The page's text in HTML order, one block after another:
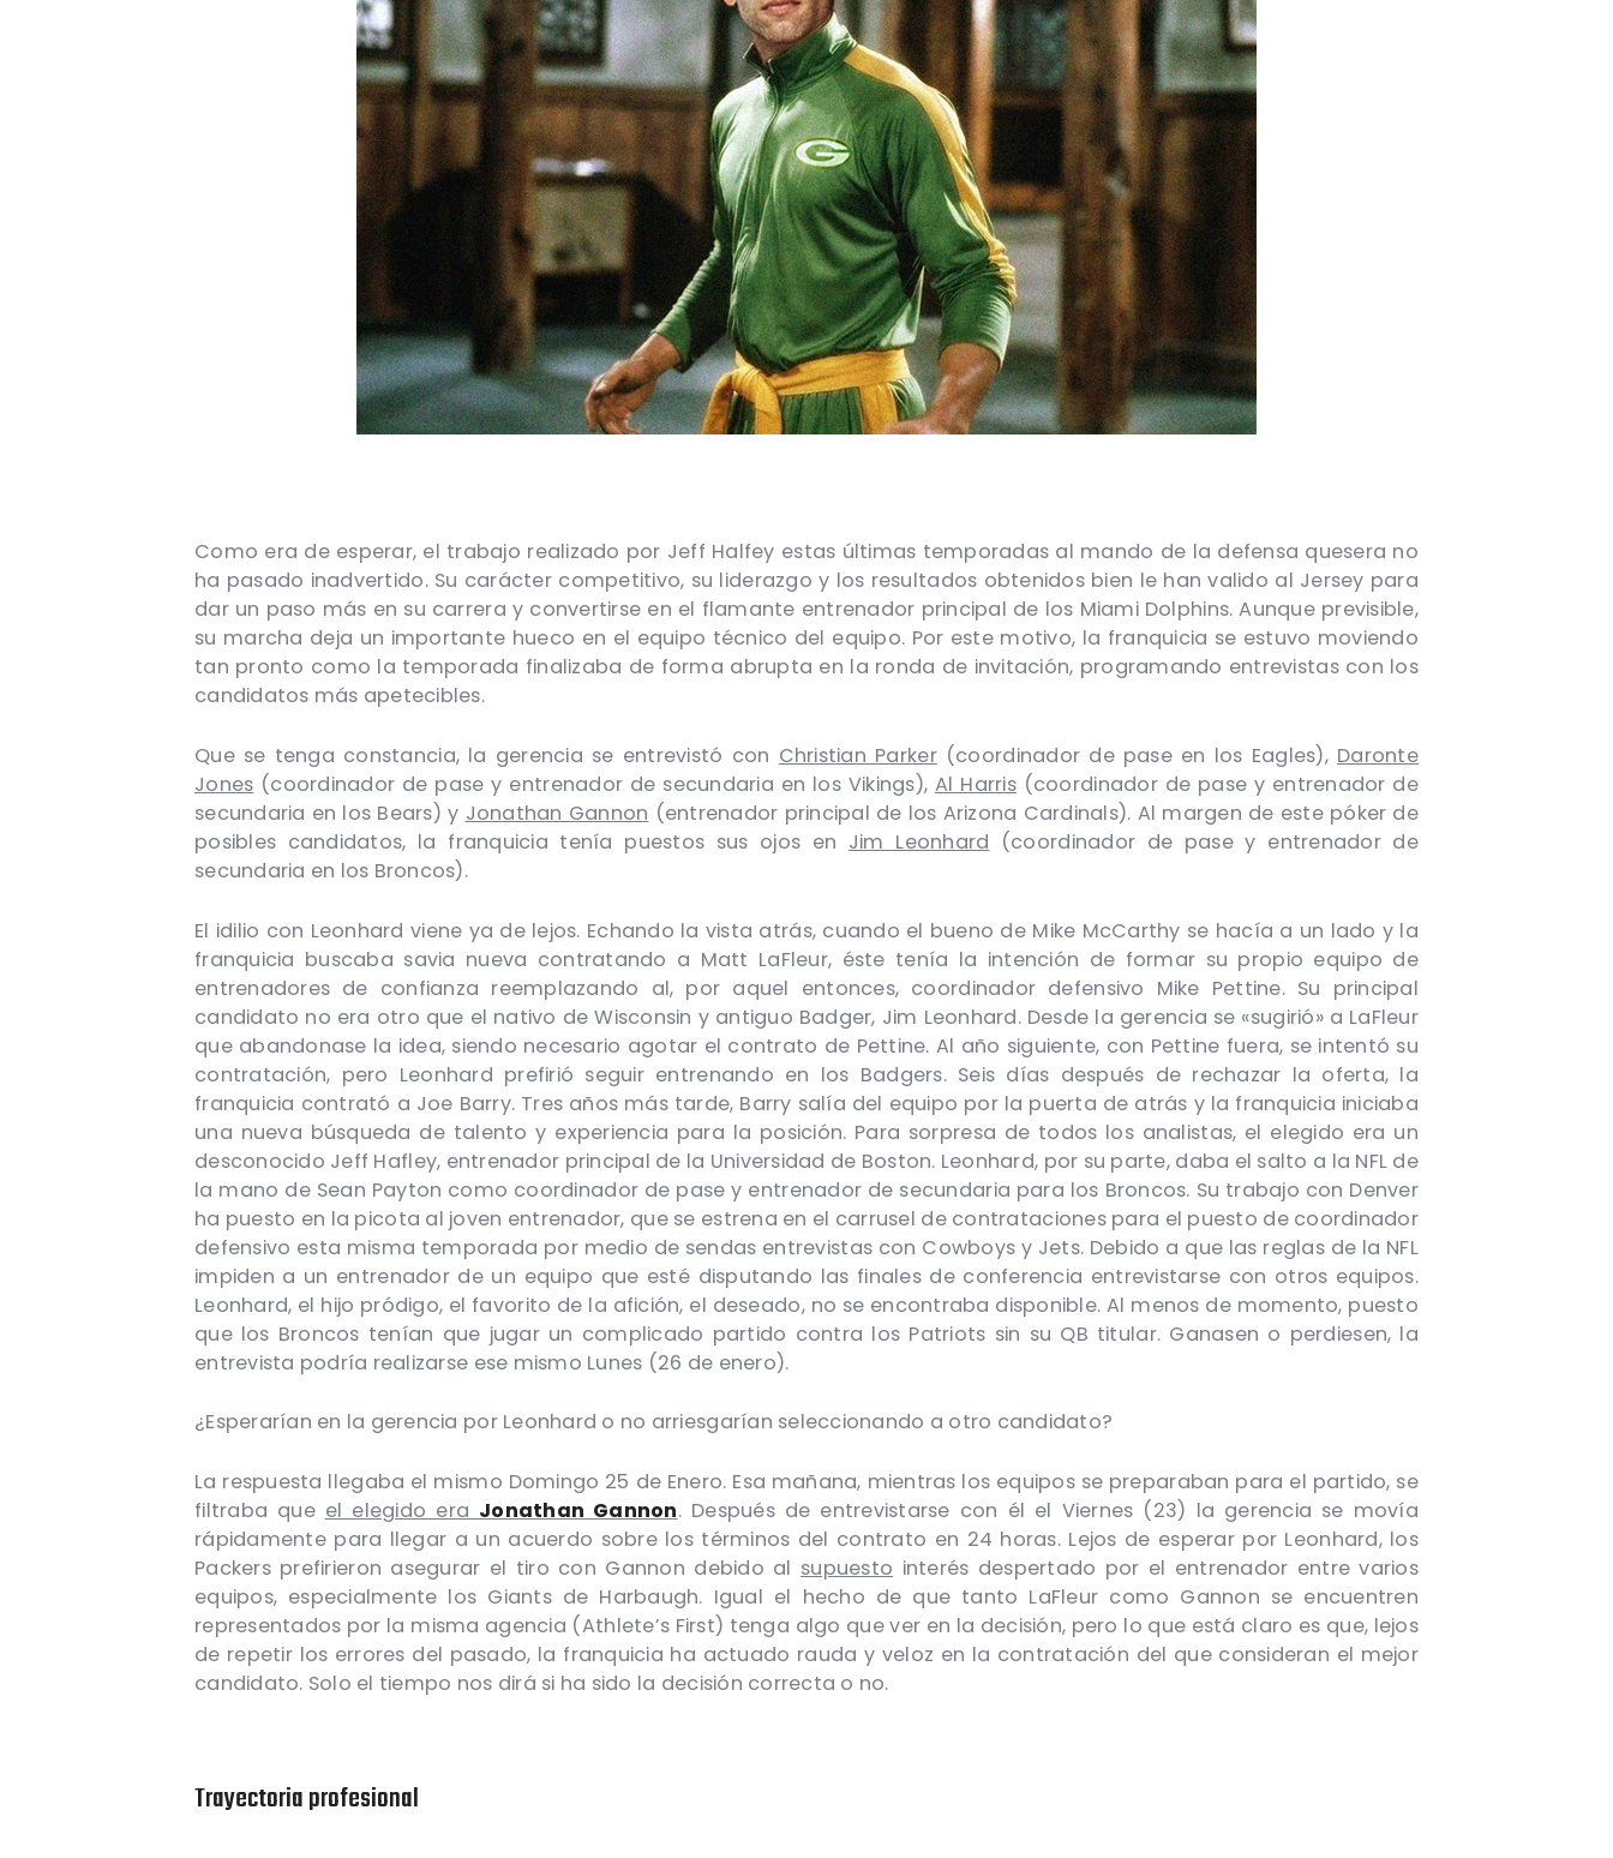
Como era de esperar, el trabajo realizado por Jeff Halfey estas últimas temporadas al mando de la defensa quesera no
ha pasado inadvertido. Su carácter competitivo, su liderazgo y los resultados obtenidos bien le han valido al Jersey para
dar un paso más en su carrera y convertirse en el flamante entrenador principal de los Miami Dolphins. Aunque previsible,
su marcha deja un importante hueco en el equipo técnico del equipo. Por este motivo, la franquicia se estuvo moviendo
tan pronto como la temporada finalizaba de forma abrupta en la ronda de invitación, programando entrevistas con los
candidatos más apetecibles.
Que se tenga constancia, la gerencia se entrevistó con Christian Parker(coordinador de pase en los Eagles), Daronte
Jones (coordinador de pase y entrenador de secundaria en los Vikings), Al Harris(coordinador de pase y entrenador de
secundaria en los Bears) y Jonathan Gannon (entrenador principal de los Arizona Cardinals). Al margen de este póker de
posibles candidatos, la franquicia tenía puestos sus ojos en Jim Leonhard (coordinador de pase y entrenador de
secundaria en los Broncos).
El idilio con Leonhard viene ya de lejos. Echando la vista atrás, cuando el bueno de Mike McCarthy se hacía a un lado y la
franquicia buscaba savia nueva contratando a Matt LaFleur, éste tenía la intención de formar su propio equipo de
entrenadores de confianza reemplazando al, por aquel entonces, coordinador defensivo Mike Pettine. Su principal
candidato no era otro que el nativo de Wisconsin y antiguo Badger, Jim Leonhard. Desde la gerencia se «sugirió» a LaFleur
que abandonase la idea, siendo necesario agotar el contrato de Pettine. Al año siguiente, con Pettine fuera, se intentó su
contratación, pero Leonhard prefirió seguir entrenando en los Badgers. Seis días después de rechazar la oferta, la
franquicia contrató a Joe Barry. Tres años más tarde, Barry salía del equipo por la puerta de atrás y la franquicia iniciaba
una nueva búsqueda de talento y experiencia para la posición. Para sorpresa de todos los analistas, el elegido era un
desconocido Jeff Hafley, entrenador principal de la Universidad de Boston. Leonhard, por su parte, daba el salto a la NFL de
la mano de Sean Payton como coordinador de pase y entrenador de secundaria para los Broncos. Su trabajo con Denver
ha puesto en la picota al joven entrenador, que se estrena en el carrusel de contrataciones para el puesto de coordinador
defensivo esta misma temporada por medio de sendas entrevistas con Cowboys y Jets. Debido a que las reglas de la NFL
impiden a un entrenador de un equipo que esté disputando las finales de conferencia entrevistarse con otros equipos.
Leonhard, el hijo pródigo, el favorito de la afición, el deseado, no se encontraba disponible. Al menos de momento, puesto
que los Broncos tenían que jugar un complicado partido contra los Patriots sin su QB titular. Ganasen o perdiesen, la
entrevista podría realizarse ese mismo Lunes (26 de enero).
¿Esperarían en la gerencia por Leonhard o no arriesgarían seleccionando a otro candidato?
La respuesta llegaba el mismo Domingo 25 de Enero. Esa mañana, mientras los equipos se preparaban para el partido, se
filtraba que el elegido era Jonathan Gannon. Después de entrevistarse con él el Viernes (23) la gerencia se movía
rápidamente para llegar a un acuerdo sobre los términos del contrato en 24 horas. Lejos de esperar por Leonhard, los
Packers prefirieron asegurar el tiro con Gannon debido al supuesto interés despertado por el entrenador entre varios
equipos, especialmente los Giants de Harbaugh. Igual el hecho de que tanto LaFleur como Gannon se encuentren
representados por la misma agencia (Athlete’s First) tenga algo que ver en la decisión, pero lo que está claro es que, lejos
de repetir los errores del pasado, la franquicia ha actuado rauda y veloz en la contratación del que consideran el mejor
candidato. Solo el tiempo nos dirá si ha sido la decisión correcta o no.
Trayectoria profesional